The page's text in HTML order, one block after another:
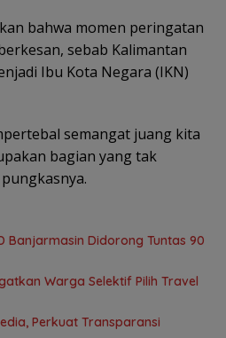
bahwa momen peringatan
sebab Kalimantan
Ibu Kota Negara (IKN)
semangat juang kita
bagian yang tak
Banjarmasin Didorong Tuntas 90
Warga Selektif Pilih Travel
Perkuat Transparansi